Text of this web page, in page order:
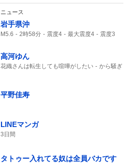
ニュース
岩手県沖
M5.6 2時58分 震度4 最大震度4
震度3
津波の心配はありません
震度4の地震
震度2 地震速報
高河ゆん
花織さんは転生しても喧嘩がしたい
から騒ぎ
平野佳寿
LINEマンガ
3日間
タトゥー入れてる奴は全員バカです